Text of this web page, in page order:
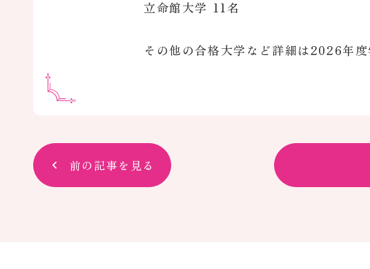
立命館大学 11名
その他の合格大学など詳細は2026年
前の記事を見る